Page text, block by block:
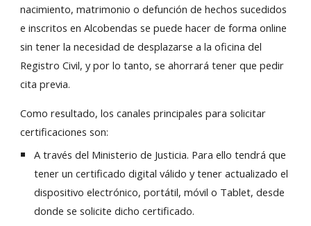
nacimiento, matrimonio o defunción de hechos sucedidos
e inscritos enAlcobendasse puede hacer de forma online
sin tener la necesidad de desplazarse a la oficina del
Registro Civil, y por lo tanto, se ahorrará tener que pedir
cita previa.
Como resultado, los canales principales para solicitar
certificaciones son:
A través del Ministerio de Justicia. Para ello tendrá que
tener un certificado digital válido y tener actualizado el
dispositivo electrónico, portátil, móvil o Tablet, desde
donde se solicite dicho certificado.